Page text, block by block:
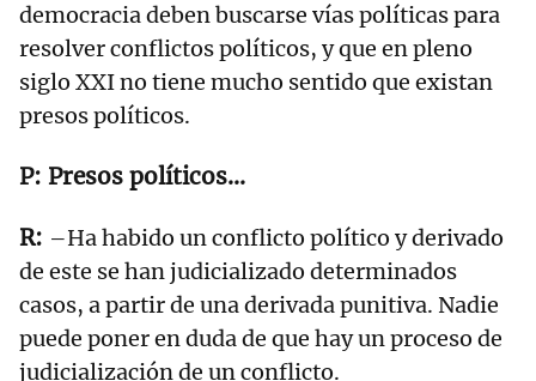
democracia deben buscarse vías políticas para
resolver conflictos políticos, y que en pleno
siglo XXI no tiene mucho sentido que existan
presos políticos.
Presos políticos...
–Ha habido un conflicto político y derivado
de este se han judicializado determinados
casos, a partir de una derivada punitiva. Nadie
puede poner en duda de que hay un proceso de
judicialización de un conflicto.